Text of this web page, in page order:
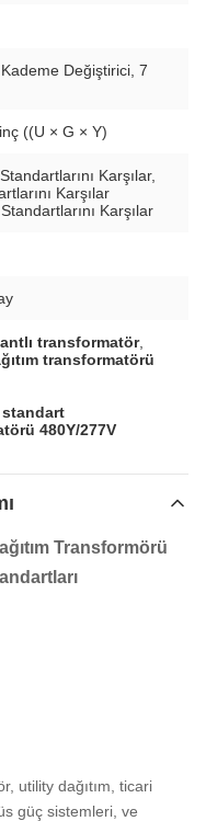
Kademe Değiştirici, 7
((U × G × Y)
Karşılar,
Karşılar
Karşılar
transformatör,
transformatörü
standart
480Y/277V
Transformörü
utility dağıtım, ticari
güç sistemleri, ve